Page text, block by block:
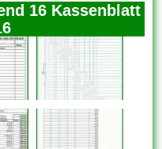
16 Kassenblatt